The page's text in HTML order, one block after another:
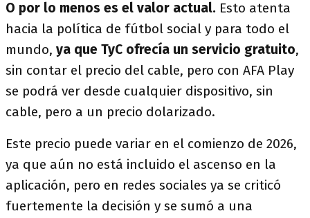
O por lo menos es el valor actual. Esto atenta
hacia la política de fútbol social y para todo el
mundo, ya que TyC ofrecía un servicio gratuito,
sin contar el precio del cable, pero con AFA Play
se podrá ver desde cualquier dispositivo, sin
cable, pero a un precio dolarizado.
Este precio puede variar en el comienzo de 2026,
ya que aún no está incluido el ascenso en la
aplicación, pero en redes sociales ya se criticó
fuertemente la decisión y se sumó a una